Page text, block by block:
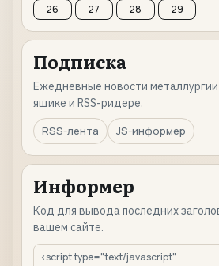
26
27 28 29
Подписка
Ежедневные новости
ящике и RSS-ридере.
RSS-лента
JS-информер
Информер
Код для вывода последних
вашем сайте.